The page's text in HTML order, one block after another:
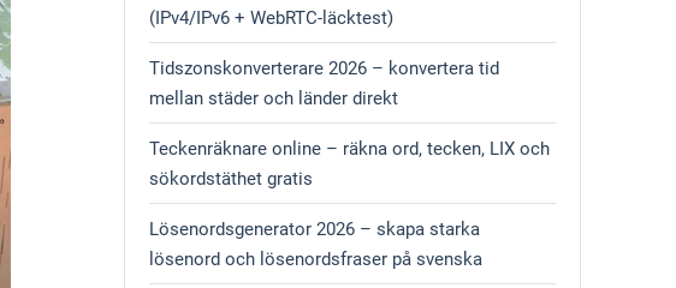
(IPv4/IPv6 + WebRTC-läcktest)
Tidszonskonverterare 2026 – konvertera tid
mellan städer och länder direkt
Teckenräknare online – räkna ord, tecken, LIX och
sökordstäthet gratis
Lösenordsgenerator 2026 – skapa starka
lösenord och lösenordsfraser på svenska